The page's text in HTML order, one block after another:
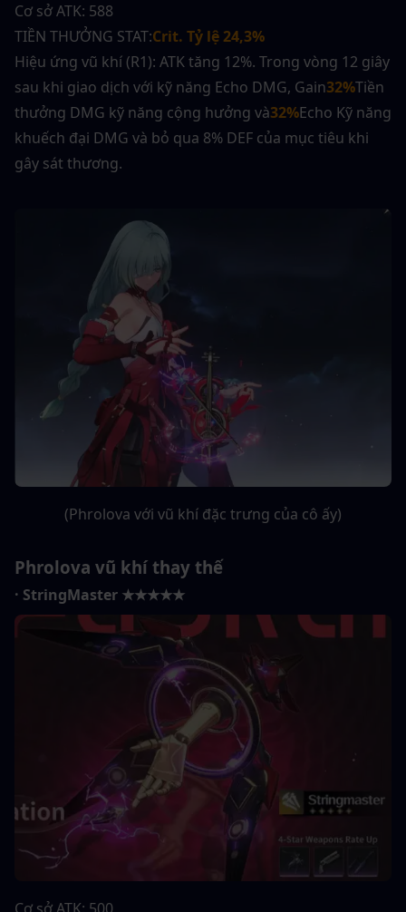
Cơ sở ATK: 588
TIỀN THƯỞNG STAT:Crit. Tỷ lệ 24,3%
Hiệu ứng vũ khí (R1): ATK tăng 12%. Trong vòng 12 giây
sau khi giao dịch với kỹ năng Echo DMG, Gain32%Tiền
thưởng DMG kỹ năng cộng hưởng và32%Echo Kỹ năng
khuếch đại DMG và bỏ qua 8% DEF của mục tiêu khi
gây sát thương.
(Phrolova với vũ khí đặc trưng của cô ấy)
Phrolova vũ khí thay thế
· StringMaster ★★★★★